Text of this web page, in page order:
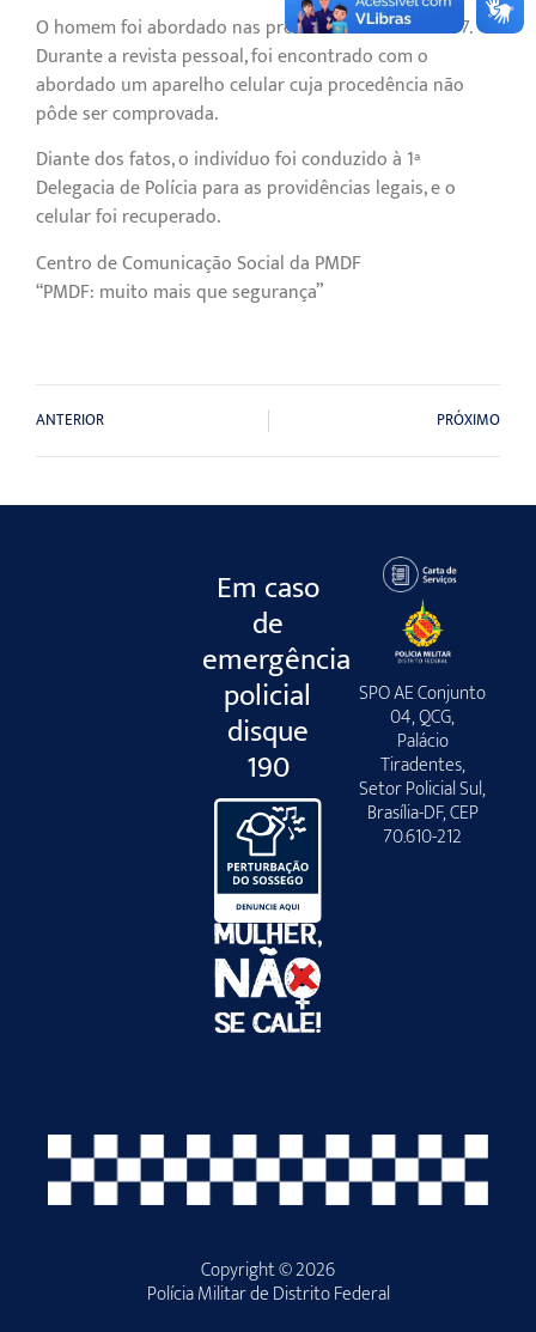
O homem foi abordado nas proximidades da CLS 307.
Durante a revista pessoal, foi encontrado com o
abordado um aparelho celular cuja procedência não
pôde ser comprovada.
Diante dos fatos, o indivíduo foi conduzido à 1ª
Delegacia de Polícia para as providências legais, e o
celular foi recuperado.
Centro de Comunicação Social da PMDF
“PMDF: muito mais que segurança”
ANTERIOR PRÓXIMO
Em caso
de
emergência
policial
disque
190
SPO AE Conjunto
04, QCG,
Palácio
Tiradentes,
Setor Policial Sul,
Brasília-DF, CEP
70.610-212
Copyright © 2026
Polícia Militar de Distrito Federal